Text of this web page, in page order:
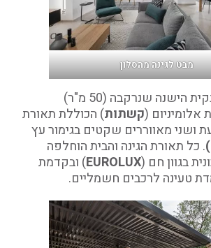
מבט לגינה מהסלון
פרגולת העץ הענקית הישנה שנרקבה (50 מ"ר)
אלומיניום (קשתות) הכוללת תאורת
ושני מאווררים שקטים בגימור עץ
. כל תאורת הגינה והבית הוחלפה
בגוון חם (EUROLUX) ובקדמת
טעינה לרכבים חשמליים.